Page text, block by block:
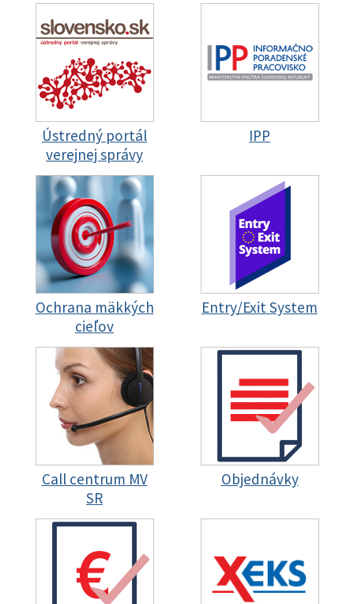
Ústredný portál
verejnej správy
IPP
Ochrana mäkkých
cieľov
Entry/Exit System
Call centrum MV
SR
Objednávky